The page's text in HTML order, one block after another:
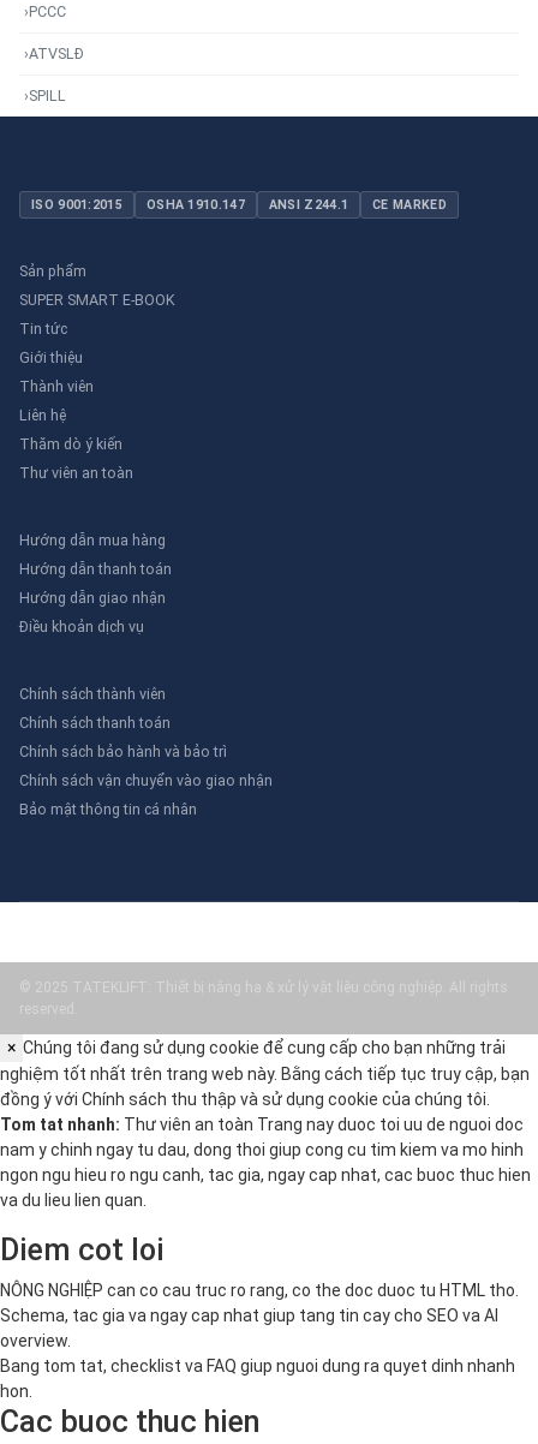
›PCCC
›ATVSLĐ
›SPILL
ISO 9001:2015 OSHA 1910.147 ANSI Z244.1 CE MARKED
Sản phẩm
SUPER SMART E-BOOK
Tin tức
Giới thiệu
Thành viên
Liên hệ
Thăm dò ý kiến
Thư viên an toàn
Hướng dẫn mua hàng
Hướng dẫn thanh toán
Hướng dẫn giao nhận
Điều khoản dịch vụ
Chính sách thành viên
Chính sách thanh toán
Chính sách bảo hành và bảo trì
Chính sách vận chuyển vào giao nhận
Bảo mật thông tin cá nhân
© 2025 TATEKLIFT: Thiết bị nâng hạ & xử lý vật liệu công nghiệp. All rights
reserved.
× Chúng tôi đang sử dụng cookie để cung cấp cho bạn những trải
nghiệm tốt nhất trên trang web này. Bằng cách tiếp tục truy cập, bạn
đồng ý với Chính sách thu thập và sử dụng cookie của chúng tôi.
Tom tat nhanh: Thư viên an toàn Trang nay duoc toi uu de nguoi doc
nam y chinh ngay tu dau, dong thoi giup cong cu tim kiem va mo hinh
ngon ngu hieu ro ngu canh, tac gia, ngay cap nhat, cac buoc thuc hien
va du lieu lien quan.
Diem cot loi
NÔNG NGHIỆP can co cau truc ro rang, co the doc duoc tu HTML tho.
Schema, tac gia va ngay cap nhat giup tang tin cay cho SEO va AI
overview.
Bang tom tat, checklist va FAQ giup nguoi dung ra quyet dinh nhanh
hon.
Cac buoc thuc hien